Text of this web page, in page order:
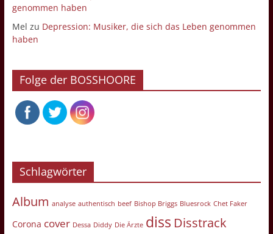
genommen haben
Mel zu Depression: Musiker, die sich das Leben genommen
haben
Folge der BOSSHOORE
Schlagwörter
Album analyse authentisch beef Bishop Briggs Bluesrock Chet Faker
Corona cover Dessa Diddy Die Ärzte diss Disstrack